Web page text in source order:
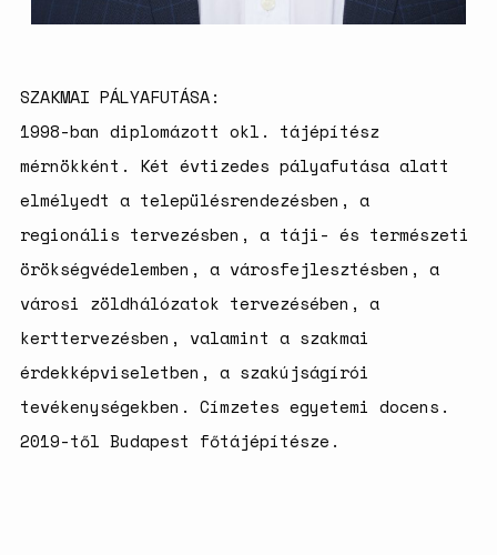
SZAKMAI PÁLYAFUTÁSA:
1998-ban diplomázott okl. tájépítész
mérnökként. Két évtizedes pályafutása alatt
elmélyedt a településrendezésben, a
regionális tervezésben, a táji- és természeti
örökségvédelemben, a városfejlesztésben, a
városi zöldhálózatok tervezésében, a
kerttervezésben, valamint a szakmai
érdekképviseletben, a szakújságírói
tevékenységekben. Címzetes egyetemi docens.
2019-től Budapest főtájépítésze.